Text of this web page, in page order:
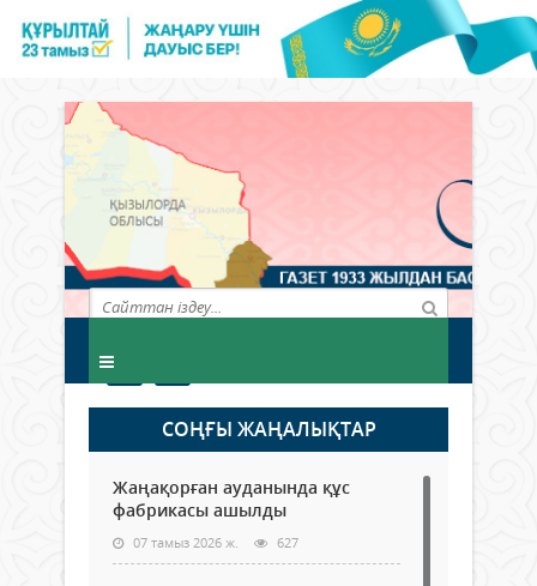
СОҢҒЫ ЖАҢАЛЫҚТАР
Жаңақорған ауданында құс
фабрикасы ашылды
07 тамыз 2026 ж. 627